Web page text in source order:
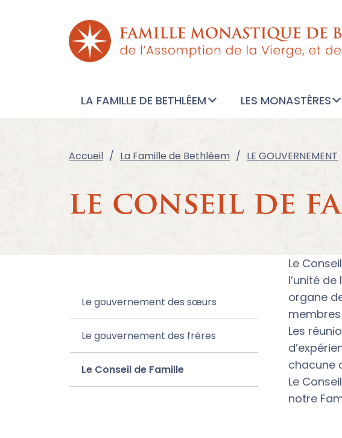
LA FAMILLE DE BETHLÉEM LES MONASTÈRES
Accueil La Famille de Bethléem LE GOUVERNEMENT
le conseil de
Le gouvernement des sœurs
Le gouvernement des frères
Le Conseil de Famille
Le
l’unité
organe
Les
chacune
Le
notre